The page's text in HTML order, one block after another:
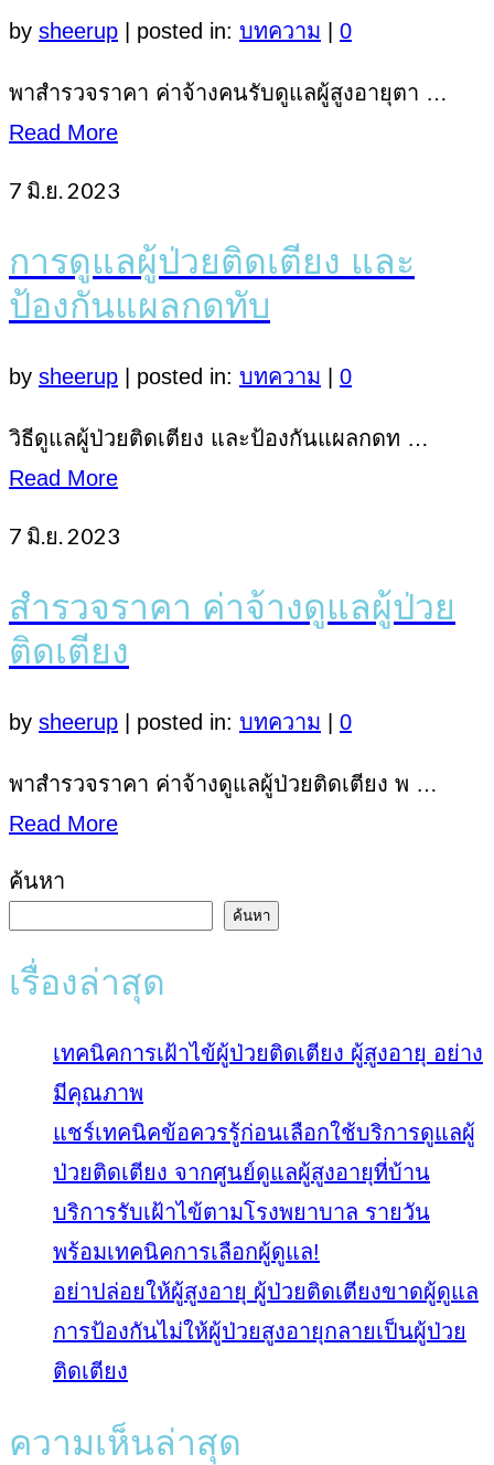
by sheerup posted in: บทความ 0
พาสำรวจราคา ค่าจ้างคนรับดูแลผู้สูงอายุตา …
Read More
7 มิ.ย. 2023
การดูแลผู้ป่วยติดเตียง และ
ป้องกันแผลกดทับ
by sheerup posted in: บทความ 0
วิธีดูแลผู้ป่วยติดเตียง และป้องกันแผลกดท …
Read More
7 มิ.ย. 2023
สำรวจราคา ค่าจ้างดูแลผู้ป่วย
ติดเตียง
by sheerup posted in: บทความ 0
พาสำรวจราคา ค่าจ้างดูแลผู้ป่วยติดเตียง พ …
Read More
ค้นหา
ค้นหา
เรื่องล่าสุด
เทคนิคการเฝ้าไข้ผู้ป่วยติดเตียง ผู้สูงอายุ อย่าง
มีคุณภาพ
แชร์เทคนิคข้อควรรู้ก่อนเลือกใช้บริการดูแลผู้
ป่วยติดเตียง จากศูนย์ดูแลผู้สูงอายุที่บ้าน
บริการรับเฝ้าไข้ตามโรงพยาบาล รายวัน
พร้อมเทคนิคการเลือกผู้ดูแล!
อย่าปล่อยให้ผู้สูงอายุ ผู้ป่วยติดเตียงขาดผู้ดูแล
การป้องกันไม่ให้ผู้ป่วยสูงอายุกลายเป็นผู้ป่วย
ติดเตียง
ความเห็นล่าสุด